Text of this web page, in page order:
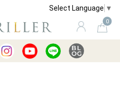
Select Language ▼
0
ピングガイド 買取